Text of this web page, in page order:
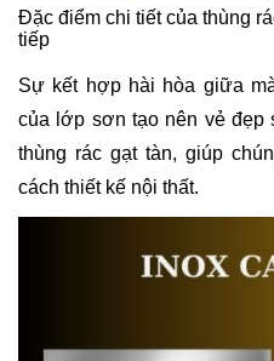
Đặc điểm chi tiết của thùng
tiếp
Sự kết hợp hài hòa giữa
của lớp sơn tạo nên vẻ đẹp
thùng rác gạt tàn, giúp
cách thiết kế nội thất.